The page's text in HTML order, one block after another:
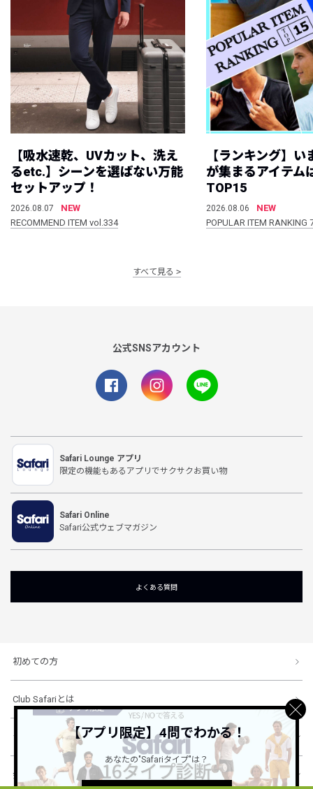
【吸水速乾、UVカット、洗え
るetc.】シーンを選ばない万能
セットアップ！
2026.08.07
NEW
RECOMMEND ITEM vol.334
【ランキング】
が集まるアイテム
TOP15
2026.08.06
NEW
POPULAR ITEM
すべて見る
公式SNSアカウント
Safari Lounge アプリ
限定の機能もあるアプリでサクサクお買い物
Safari Online
Safari公式ウェブマガジン
よくある質問
初めての方
Club Safariとは
ショッピングガイド
会社概要・規約
【アプリ限定】4問でわかる！
あなたの"Safariタイプ"は？